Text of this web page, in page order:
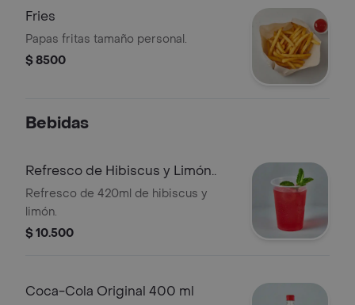
Fries
Papas fritas tamaño personal.
$ 8500
Bebidas
Refresco de Hibiscus y Limón..
Refresco de 420ml de hibiscus y
limón.
$ 10.500
Coca-Cola Original 400 ml